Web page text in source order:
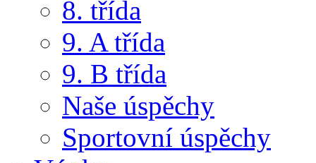
8. třída
9. A třída
9. B třída
Naše úspěchy
Sportovní úspěchy